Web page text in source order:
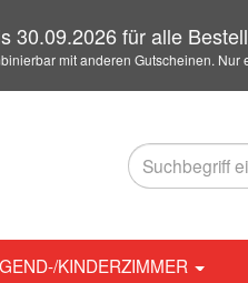
30.09.2026 für alle
mit anderen Gutscheinen. Nur
KINDERZIMMER